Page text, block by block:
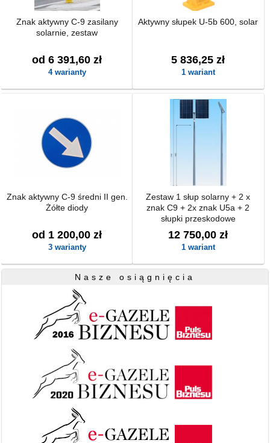
Znak aktywny C-9 zasilany
solarnie, zestaw
od 6 391,60 zł
4 warianty
Aktywny słupek U-5b 600, solar
5 836,25 zł
1 wariant
Znak aktywny C-9 średni II gen.
Żółte diody
od 1 200,00 zł
3 warianty
Zestaw 1 słup solarny + 2 x
znak C9 + 2x znak U5a + 2
słupki przeskodowe
12 750,00 zł
1 wariant
Nasze osiągnięcia